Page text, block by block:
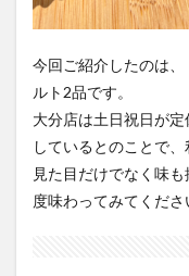
今回ご紹介したのは、
ルト2品です。
大分店は土日祝日が
しているとのことで
見た目だけでなく味
度味わってみてくださ